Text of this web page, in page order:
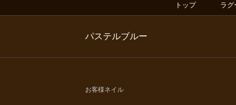
トップ ラグ
パステルブルー
お客様ネイル